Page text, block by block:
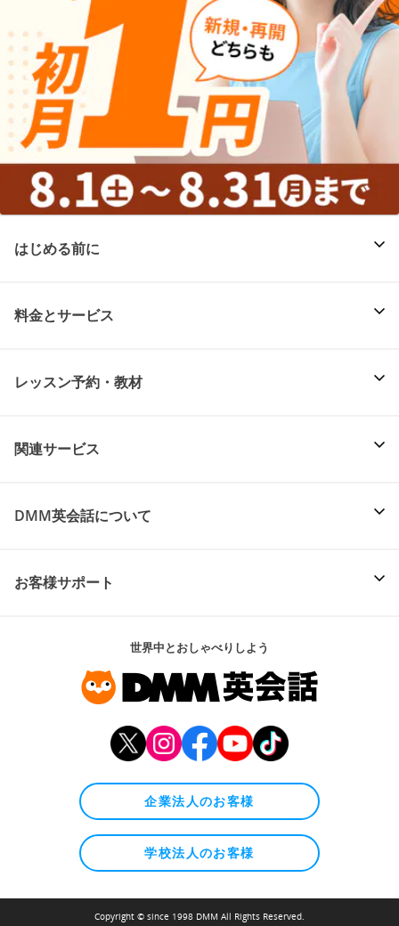
はじめる前に
料金とサービス
レッスン予約・教材
関連サービス
DMM英会話について
お客様サポート
世界中とおしゃべりしよう
企業法人のお客様
学校法人のお客様
Copyright © since 1998 DMM All Rights Reserved.